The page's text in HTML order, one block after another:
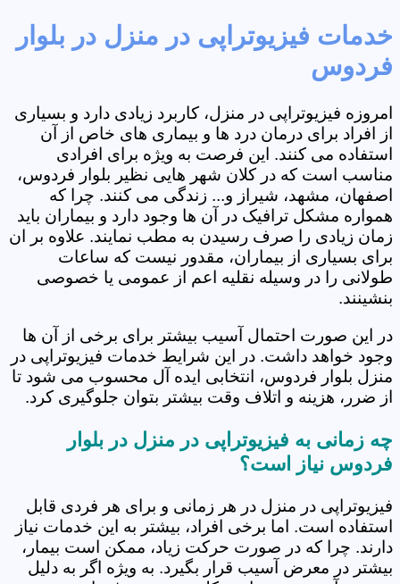
خدمات فیزیوتراپی در منزل در بلوار
فردوس
امروزه فیزیوتراپی در منزل، کاربرد زیادی دارد و بسیاری
از افراد برای درمان درد ها و بیماری های خاص از آن
استفاده می کنند. این فرصت به ویژه برای افرادی
مناسب است که در کلان شهر هایی نظیر بلوار فردوس،
اصفهان، مشهد، شیراز و... زندگی می کنند. چرا که
همواره مشکل ترافیک در آن ها وجود دارد و بیماران باید
زمان زیادی را صرف رسیدن به مطب نمایند. علاوه بر ان
برای بسیاری از بیماران، مقدور نیست که ساعات
طولانی را در وسیله نقلیه اعم از عمومی یا خصوصی
بنشینند.
در این صورت احتمال آسیب بیشتر برای برخی از آن ها
وجود خواهد داشت. در این شرایط خدمات فیزیوتراپی در
منزل بلوار فردوس، انتخابی ایده آل محسوب می شود تا
از ضرر، هزینه و اتلاف وقت بیشتر بتوان جلوگیری کرد.
چه زمانی به فیزیوتراپی در منزل در بلوار
فردوس نیاز است؟
فیزیوتراپی در منزل در هر زمانی و برای هر فردی قابل
استفاده است. اما برخی افراد، بیشتر به این خدمات نیاز
دارند. چرا که در صورت حرکت زیاد، ممکن است بیمار،
بیشتر در معرض آسیب قرار بگیرد. به ویژه اگر به دلیل